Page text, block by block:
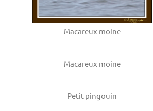
Macareux moine
Macareux moine
Petit pingouin